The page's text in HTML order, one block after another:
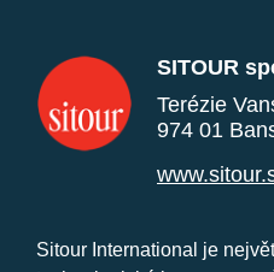
SITOUR
Terézie
974 01
Sitour International je